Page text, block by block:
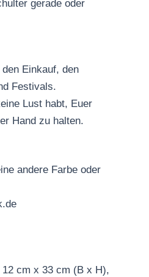
gerade oder
Einkauf, den
Festivals.
Lust habt, Euer
Hand zu halten.
andere Farbe oder
cm x 33 cm (B x H),